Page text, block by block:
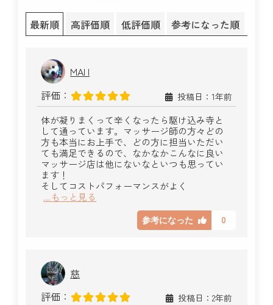
最新順 高評価順 低評価順 参考になった順
MAI I
評価：
投稿日：1年前
体が凝りまくって辛くなったら駆け込み寺と
して通っています。マッサージ師の方々どの
方も本当にお上手で、どの方に担当いただい
ても満足できるので、なかなかこんなに良い
マッサージ店は他にないなといつも思ってい
ます！
そしてコストパフォーマンスがよく
...もっと見る
参考になった 0
慈
評価：
投稿日：2年前